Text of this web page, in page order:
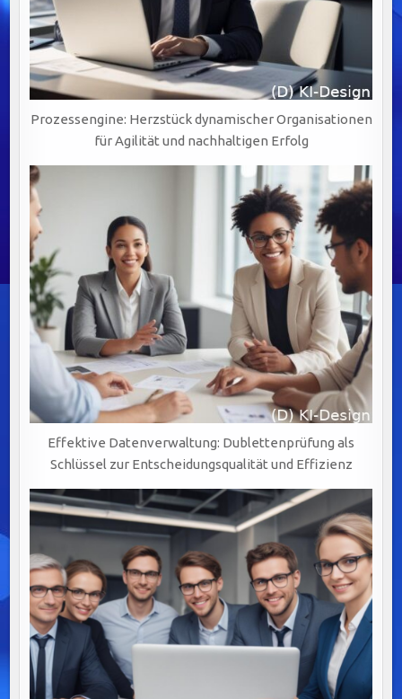
Prozessengine: Herzstück dynamischer Organisationen
für Agilität und nachhaltigen Erfolg
Effektive Datenverwaltung: Dublettenprüfung als
Schlüssel zur Entscheidungsqualität und Effizienz